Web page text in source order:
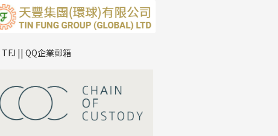
*你的名字
公司名稱
TFJ || QQ企業郵箱